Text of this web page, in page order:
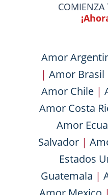
COMIENZA
Amor
| Amor Brasil
Amor Chile |
Amor Costa
Amor
Salvador |
Estados
Guatemala |